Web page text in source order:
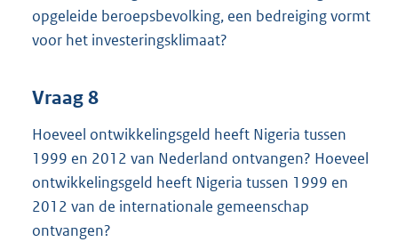
opgeleide beroepsbevolking, een bedreiging vormt
voor het investeringsklimaat?
Vraag 8
Hoeveel ontwikkelingsgeld heeft Nigeria tussen
1999 en 2012 van Nederland ontvangen? Hoeveel
ontwikkelingsgeld heeft Nigeria tussen 1999 en
2012 van de internationale gemeenschap
ontvangen?